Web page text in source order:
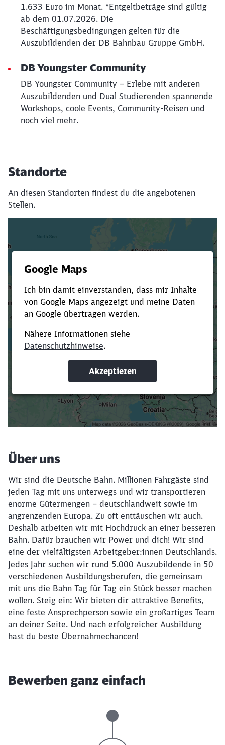
1.633 Euro im Monat. *Entgeltbeträge sind gültig
ab dem 01.07.2026. Die
Beschäftigungsbedingungen gelten für die
Auszubildenden der DB Bahnbau Gruppe GmbH.
DB Youngster Community
DB Youngster Community – Erlebe mit anderen
Auszubildenden und Dual Studierenden spannende
Workshops, coole Events, Community-Reisen und
noch viel mehr.
Standorte
An diesen Standorten findest du die angebotenen
Stellen.
Verkürze die Ladezeit, indem du Suchbegriffe
oder Filter hinzufügst.
Suchbegriffe eingeben
Filter setzen
Über uns
Wir sind die Deutsche Bahn. Millionen Fahrgäste sind
jeden Tag mit uns unterwegs und wir transportieren
enorme Gütermengen – deutschlandweit sowie im
angrenzenden Europa. Zu oft enttäuschen wir auch.
Deshalb arbeiten wir mit Hochdruck an einer besseren
Bahn. Dafür brauchen wir Power und dich! Wir sind
eine der vielfältigsten Arbeitgeber:innen Deutschlands.
Jedes Jahr suchen wir rund 5.000 Auszubildende in 50
verschiedenen Ausbildungsberufen, die gemeinsam
mit uns die Bahn Tag für Tag ein Stück besser machen
wollen. Steig ein: Wir bieten dir attraktive Benefits,
eine feste Ansprechperson sowie ein großartiges Team
an deiner Seite. Und nach erfolgreicher Ausbildung
hast du beste Übernahmechancen!
Bewerben ganz einfach